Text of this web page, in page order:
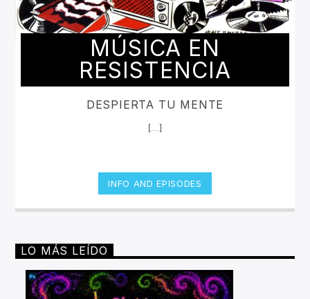
MÚSICA EN
RESISTENCIA
DESPIERTA TU MENTE
[...]
INFO AND EPISODES
LO MÁS LEÍDO